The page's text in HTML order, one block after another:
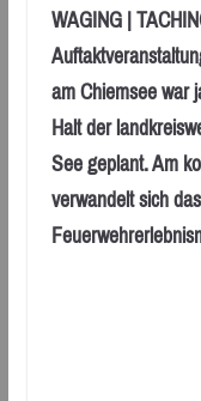
WAGING |
am Chiemsee war
Halt der
See geplant. Am
verwandelt sich